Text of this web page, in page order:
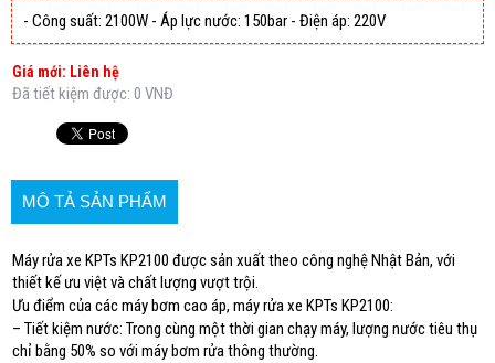
- Công suất: 2100W - Áp lực nước: 150bar - Điện áp: 220V
Giá mới: Liên hệ
Đã tiết kiệm được: 0 VNĐ
MÔ TẢ SẢN PHẨM
Máy rửa xe KPTs KP2100 được sản xuất theo công nghệ Nhật Bản, với
thiết kế ưu việt và chất lượng vượt trội.
Ưu điểm của các máy bơm cao áp, máy rửa xe KPTs KP2100:
– Tiết kiệm nước: Trong cùng một thời gian chạy máy, lượng nước tiêu thụ
chỉ bằng 50% so với máy bơm rửa thông thường.